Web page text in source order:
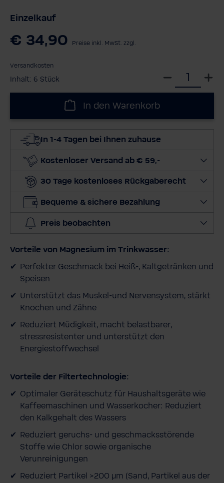
Einzelkauf
€ 34,90 Preise inkl. MwSt. zzgl.
Versandkosten
Inhalt: 6 Stück
W
e
e
e
g
In den Warenkorb
In 1-4 Tagen bei Ihnen zuhause
Kostenloser Versand ab € 59,-
30 Tage kostenloses Rückgaberecht
Bequeme & sichere Bezahlung
Preis beobachten
Vorteile von Magnesium im Trinkwasser:
Perfekter Geschmack bei Heiß-, Kaltgetränken und
Speisen
Unterstützt das Muskel-und Nervensystem, stärkt
Knochen und Zähne
Reduziert Müdigkeit, macht belastbarer,
stressresistenter und unterstützt den
Energiestoffwechsel
Vorteile der Filtertechnologie:
Optimaler Geräteschutz für Haushaltsgeräte wie
Kaffeemaschinen und Wasserkocher: Reduziert
den Kalkgehalt des Wassers
Reduziert geruchs-­ und geschmacksstörende
Stoffe wie Chlor sowie organische
Verunreinigungen
Reduziert Partikel >200 μm (Sand, Partikel aus der